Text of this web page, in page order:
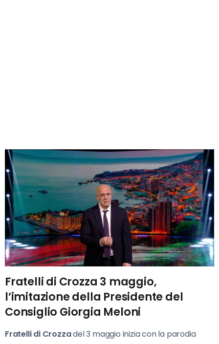
Fratelli di Crozza 3 maggio,
l’imitazione della Presidente del
Consiglio Giorgia Meloni
Fratelli di Crozzadel 3 maggio inizia con la parodia